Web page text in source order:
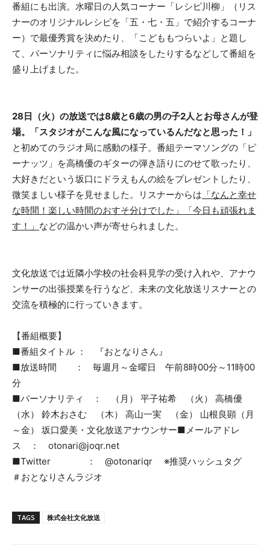
番組にも出演。水曜日の人気コーナー「レシピ川柳」（リス
ナーのオリジナルレシピを「五・七・五」で紹介するコーナ
ー）で最優秀賞を決めたり、「こどももつらいよ」と題し
て、パーソナリティに悩み相談をしたりするなどして番組を
盛り上げました。
28日（火）の放送では8歳と6歳の男の子2人とお母さんが登
場。「スタジオがこんな風になっているんだなと思った！」
と初めてのラジオ局に感動の様子。番組テーマソングの「ピ
ーナッツ」を高橋優のギターの弾き語りにのせて歌ったり、
大好きだという坂口にドラえもんの絵をプレゼントしたり、
微笑ましい様子を見せました。リスナーからは 「なんと幸せ
な時間！楽しい時間のおすそ分けでした」「今日も頑張れま
す！」 などの温かい声が寄せられました。
文化放送では近隣小学校の社会科見学の受け入れや、アナウ
ンサーの出張授業を行うなど、未来の文化放送リスナーとの
交流を積極的に行っていきます。
【番組概要】
■番組タイトル ： 『おとなりさん』
■放送時間 ： 毎週月～金曜日 午前8時00分～11時00
分
■パーソナリティ ： （月） 平子祐希 （火） 高橋優
（水） 鈴木おさむ （木） 高山一実 （金） 山根良顕（月
～金） 坂口愛美・文化放送アナウンサー■メールアドレ
ス ： otonari@joqr.net
■Twitter ： @otonariqr ※推奨ハッシュタグ
＃おとなりさんラジオ
TAGS 株式会社文化放送